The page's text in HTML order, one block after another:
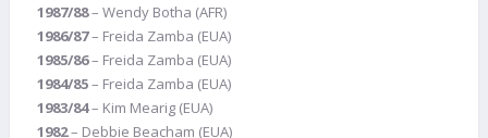
1987/88– Wendy Botha (AFR)
1986/87– Freida Zamba (EUA)
1985/86– Freida Zamba (EUA)
1984/85– Freida Zamba (EUA)
1983/84– Kim Mearig (EUA)
1982– Debbie Beacham (EUA)